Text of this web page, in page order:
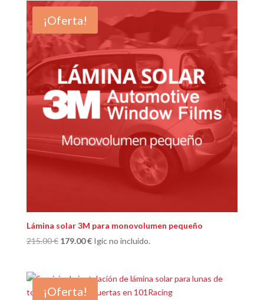
era:
250.00 €.
es:
209.00 €.
¡Oferta!
Lámina solar 3M para monovolumen pequeño
215.00€ El
era:
215.00 €.
179.00€El
es:
179.00 €.
Igic no incluido.
¡Oferta!